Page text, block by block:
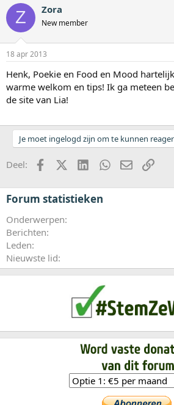
Z Zora
New member
18 apr 2013
Henk, Poekie en Food en Mood
warme welkom en tips! Ik ga meteen
de site van Lia!
Je moet ingelogd zijn om te kunnen
Deel: FacebookX (Twitter)LinkedInWhatsApp
E-mail
Forum statistieken
Onderwerpen
Berichten
Leden
Nieuwste lid